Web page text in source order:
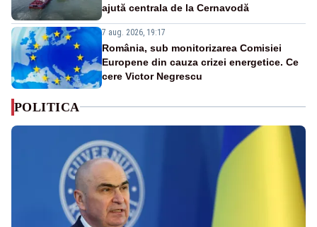
ajută centrala de la Cernavodă
7 aug. 2026, 19:17
România, sub monitorizarea Comisiei
Europene din cauza crizei energetice. Ce
cere Victor Negrescu
POLITICA